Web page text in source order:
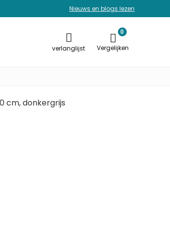
Nieuws en blogs lezen
verlanglijst
0
Vergelijken
cm, donkergrijs